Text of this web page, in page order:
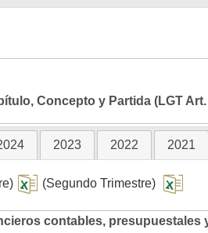
Concepto y Partida (LGT
2023 2022 2021
(Segundo Trimestre)
contables, presupuestales